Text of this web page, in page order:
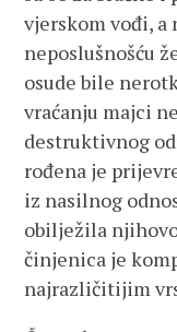
vjerskom vođi, a
neposlušnošću
osude bile
vraćanju majci
destruktivnog
rođena je
iz nasilnog
obilježila
činjenica je
najrazličitijim